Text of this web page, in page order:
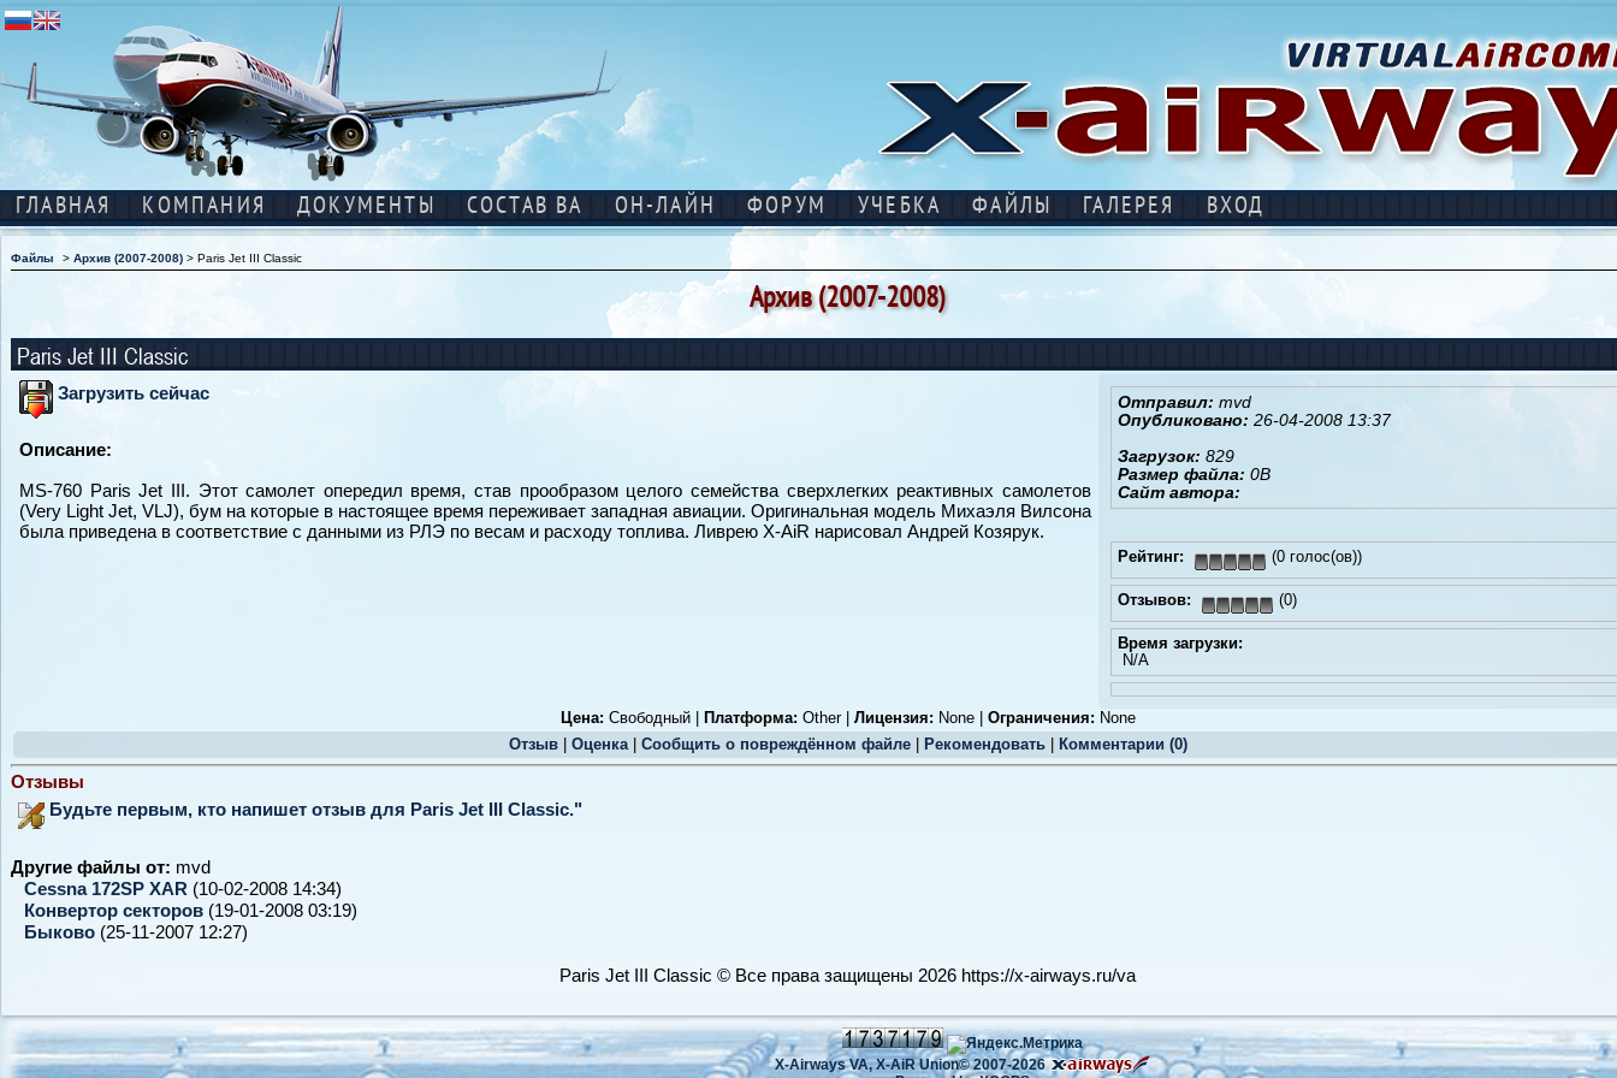
ГЛАВНАЯ КОМПАНИЯ ДОКУМЕНТЫ СОСТАВ ВА ОН-ЛАЙН ФОРУМ УЧЕБКА ФАЙЛЫ ГАЛЕРЕЯ ВХОД
Файлы > Архив (2007-2008) > Paris Jet III Classic
Архив (2007-2008)
Paris Jet III Classic
Загрузить сейчас
Описание:
MS-760 Paris Jet III. Этот самолет опередил время, став прообразом целого семейства сверхлегких реактивных самолетов
(Very Light Jet, VLJ), бум на которые в настоящее время переживает западная авиации. Оригинальная модель Михаэля Вилсона
была приведена в соответствие с данными из РЛЭ по весам и расходу топлива. Ливрею X-AiR нарисовал Андрей Козярук.
Отправил: mvd
Опубликовано: 26-04-2008 13:37
Загрузок: 829
Размер файла: 0B
Сайт автора:
Рейтинг: (0 голос(ов))
Отзывов: (0)
Время загрузки:
N/A
Цена: Свободный | Платформа: Other | Лицензия: None | Ограничения: None
Отзыв| Оценка| Сообщить о повреждённом файле| Рекомендовать| Комментарии (0)
Отзывы
Будьте первым, кто напишет отзыв для Paris Jet III Classic."
Другие файлы от: mvd
Cessna 172SP XAR (10-02-2008 14:34)
Конвертор секторов (19-01-2008 03:19)
Быково (25-11-2007 12:27)
Paris Jet III Classic © Все права защищены 2026 https://x-airways.ru/va
X-Airways VA,X-AiR Union©2007-2026